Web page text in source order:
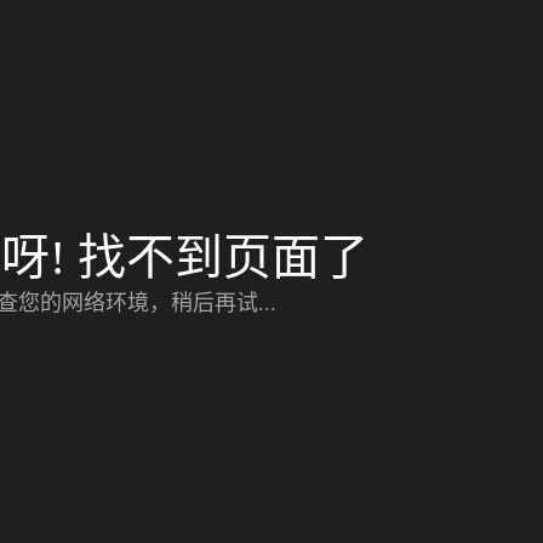
! 找不到页面了
您的网络环境，稍后再试...